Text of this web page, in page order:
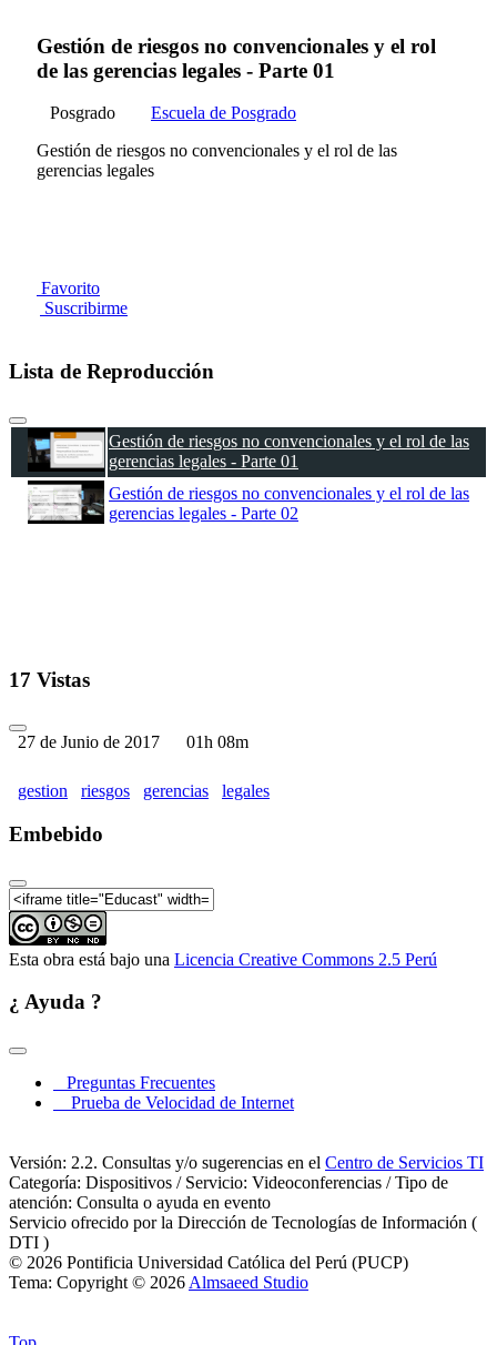
Gestión de riesgos no convencionales y el rol
de las gerencias legales - Parte 01
Posgrado
Escuela de Posgrado
Gestión de riesgos no convencionales y el rol de las
gerencias legales
Favorito
Suscribirme
Lista de Reproducción
Gestión de riesgos no convencionales y el rol de las
gerencias legales - Parte 01
Gestión de riesgos no convencionales y el rol de las
gerencias legales - Parte 02
17 Vistas
27 de Junio de 2017 01h 08m
gestion riesgos gerencias legales
Embebido
Esta obra está bajo una Licencia Creative Commons 2.5 Perú
¿ Ayuda ?
Preguntas Frecuentes
Prueba de Velocidad de Internet
Versión: 2.2. Consultas y/o sugerencias en el Centro de Servicios TI
Categoría: Dispositivos / Servicio: Videoconferencias / Tipo de
atención: Consulta o ayuda en evento
Servicio ofrecido por la Dirección de Tecnologías de Información (
DTI )
© 2026 Pontificia Universidad Católica del Perú (PUCP)
Tema: Copyright © 2026 Almsaeed Studio